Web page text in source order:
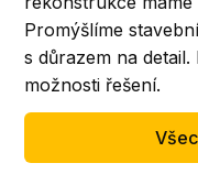
Promýšlíme
s důrazem na
možnosti řešení.